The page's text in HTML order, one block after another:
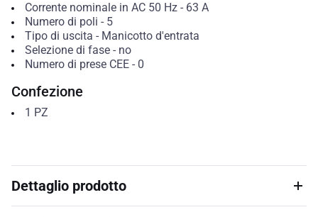
Corrente nominale in AC 50 Hz- 63 A
Numero di poli - 5
Tipo di uscita - Manicotto d'entrata
Selezione di fase- no
Numero di prese CEE- 0
Confezione
1 PZ
Dettaglio prodotto